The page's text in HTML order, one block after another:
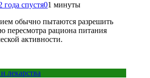
года спустя01 минуты
обычно пытаются разрешить
пересмотра рациона питания
активности.
лекарства